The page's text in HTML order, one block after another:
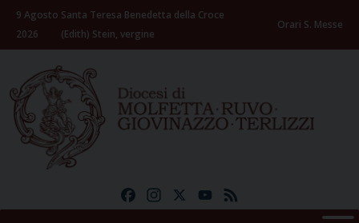
Skip
content
9 Agosto
2026
Santa Teresa Benedetta della Croce
(Edith) Stein, vergine
Orari S. Messe
FacebookInstagramYouTube